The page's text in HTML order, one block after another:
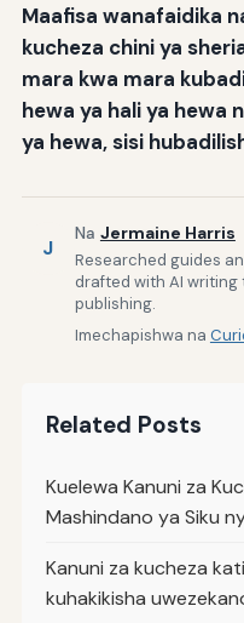
Maafisa wanafaidika
kucheza chini ya
mara kwa mara
hewa ya hali ya hewa
ya hewa, sisi
J
Na Jermaine Harris
Researched guides
drafted with AI
publishing.
Imechapishwa na
Related Posts
Kuelewa Kanuni za
Mashindano ya Siku
Kanuni za kucheza
kuhakikisha